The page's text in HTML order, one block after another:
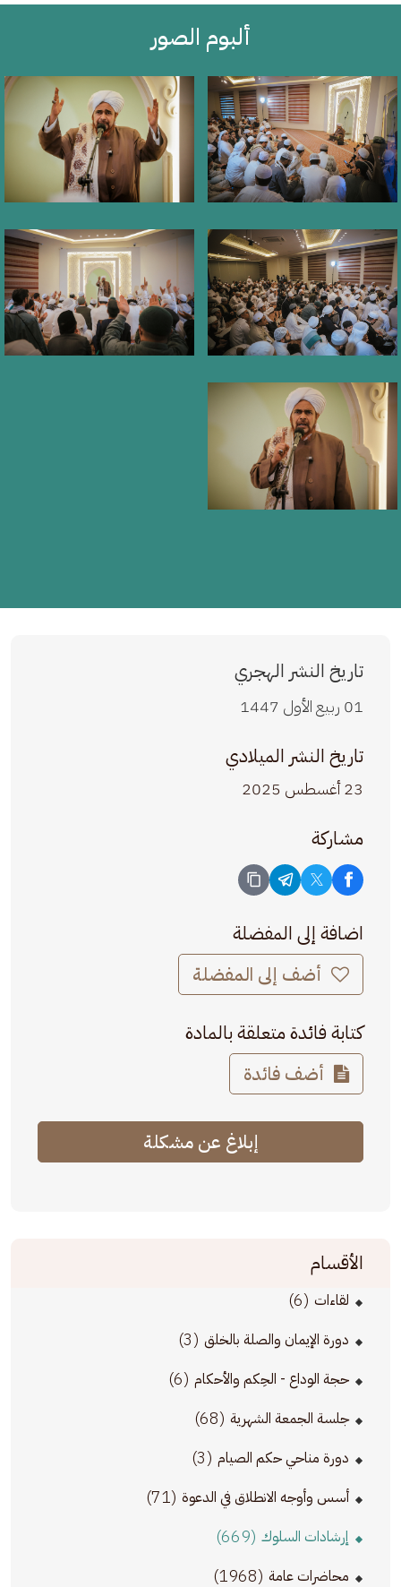
ألبوم الصور
تاريخ النشر الهجري
01 ربيع الأول 1447
تاريخ النشر الميلادي
23 أغسطس 2025
مشاركة
اضافة إلى المفضلة
أضف إلى المفضلة
كتابة فائدة متعلقة بالمادة
أضف فائدة
إبلاغ عن مشكلة
الأقسام
لقاءات (6)
دورة الإيمان والصلة بالخلق (3)
حجة الوداع - الحِكم والأحكام (6)
جلسة الجمعة الشهرية (68)
دورة مناحي حكم الصيام (3)
أسس وأوجه الانطلاق في الدعوة (71)
إرشادات السلوك (669)
محاضرات عامة (1968)